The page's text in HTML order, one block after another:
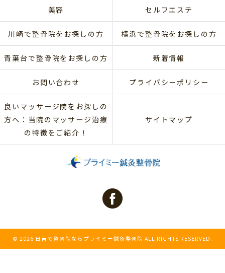
美容 セルフエステ
川崎で整骨院をお探しの方 横浜で整骨院をお探しの方
青葉台で整骨院をお探しの方 新着情報
お問い合わせ プライバシーポリシー
良いマッサージ院をお探しの
方へ：当院のマッサージ治療
の特徴をご紹介！
サイトマップ
© 2026 日吉で整骨院ならプライミー鍼灸整骨院 ALL RIGHTS RESERVED.